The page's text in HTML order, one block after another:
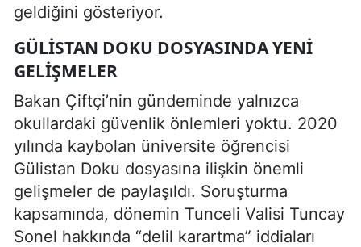
geldiğini gösteriyor.
GÜLISTAN DOKU DOSYASINDA YENI
GELIŞMELER
Bakan Çiftçi’nin gündeminde yalnızca
okullardaki güvenlik önlemleri yoktu. 2020
yılında kaybolan üniversite öğrencisi
Gülistan Doku dosyasına ilişkin önemli
gelişmeler de paylaşıldı. Soruşturma
kapsamında, dönemin Tunceli Valisi Tuncay
Sonel hakkında “delil karartma” iddiaları